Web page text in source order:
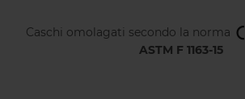
Caschi omolagati secondo la norma
ASTM F 1163-15